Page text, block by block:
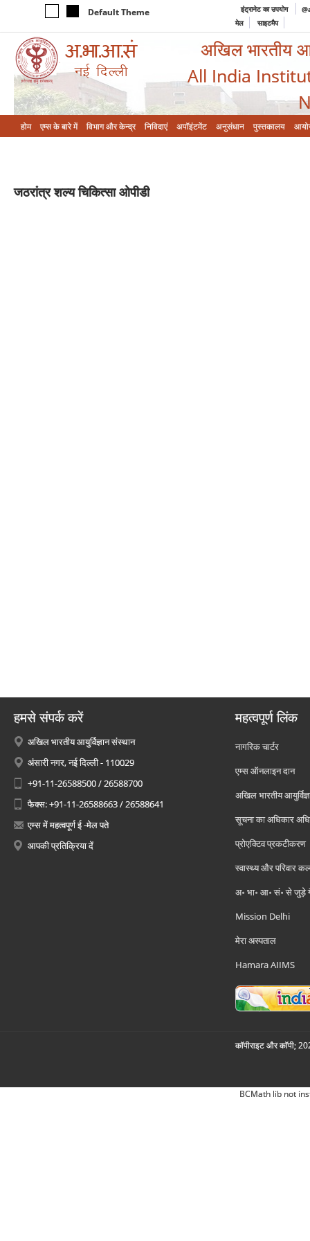
Default Theme इंट्रानेट का उपयोग
मेल
साइटमैप
अखिल भारतीय
All India
होम एम्‍स के बारे में विभाग और केन्‍द्र निविदाएं अपॉइंटमेंट अनुसंधान पुस्तकालय
जठरांत्र शल्‍य चिकित्‍साओपीडी
हमसे संपर्क करें
अखिल भारतीय आयुर्विज्ञान संस्थान
अंसारी नगर, नई दिल्ली - 110029
+91-11-26588500 / 26588700
फैक्स: +91-11-26588663 / 26588641
एम्स में महत्वपूर्ण ई -मेल पते
आपकी प्रतिक्रिया दें
महत्वपूर्ण लिंक
नागरिक चार्टर
एम्स ऑनलाइन दान
अखिल भारतीय
सूचना का अधिकार
प्रोएक्टिव प्रकटीकरण
स्वास्थ्य और परिवार
अ॰ भा॰ आ॰ सं॰ से जुड़े
Mission Delhi
मेरा अस्पताल
Hamara AIIMS
कॉपीराइट और कॉपी;
BCMath lib not